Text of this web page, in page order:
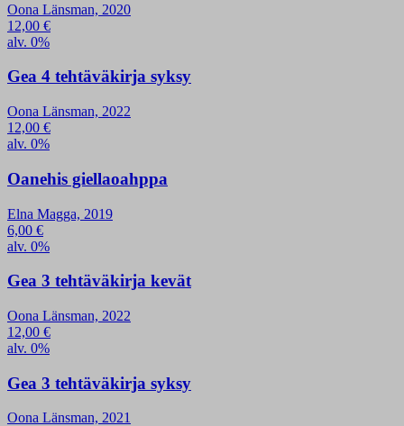
Oona Länsman, 2020
12,00 €
alv. 0%
Gea 4 tehtäväkirja syksy
Oona Länsman, 2022
12,00 €
alv. 0%
Oanehis giellaoahppa
Elna Magga, 2019
6,00 €
alv. 0%
Gea 3 tehtäväkirja kevät
Oona Länsman, 2022
12,00 €
alv. 0%
Gea 3 tehtäväkirja syksy
Oona Länsman, 2021